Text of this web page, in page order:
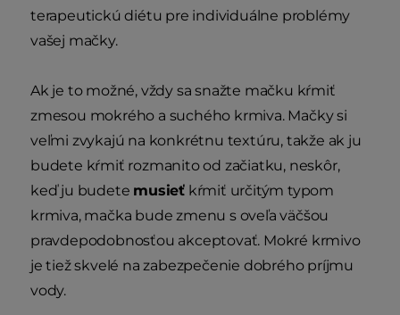
terapeutickú diétu pre individuálne problémy
vašej mačky.
Ak je to možné, vždy sa snažte mačku kŕmiť
zmesou mokrého a suchého krmiva. Mačky si
veľmi zvykajú na konkrétnu textúru, takže ak ju
budete kŕmiť rozmanito od začiatku, neskôr,
keď ju budete musieť kŕmiť určitým typom
krmiva, mačka bude zmenu s oveľa väčšou
pravdepodobnosťou akceptovať. Mokré krmivo
je tiež skvelé na zabezpečenie dobrého príjmu
vody.